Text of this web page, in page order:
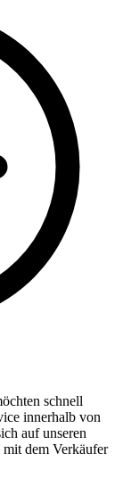
schnell
innerhalb von
auf unseren
dem Verkäufer